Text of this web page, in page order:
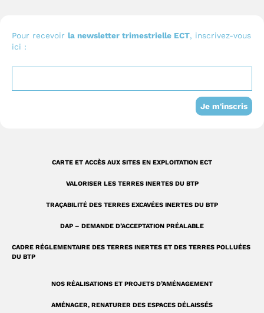
b
o
k
u
e
e
i
n
I
s
t
a
m
Pour recevoir la newsletter trimestrielle ECT, inscrivez-vous
ici :
Je m'inscris
CARTE ET ACCÈS AUX SITES EN EXPLOITATION ECT
VALORISER LES TERRES INERTES DU BTP
TRAÇABILITÉ DES TERRES EXCAVÉES INERTES DU BTP
DAP – DEMANDE D’ACCEPTATION PRÉALABLE
CADRE RÉGLEMENTAIRE DES TERRES INERTES ET DES TERRES POLLUÉES
DU BTP
NOS RÉALISATIONS ET PROJETS D’AMÉNAGEMENT
AMÉNAGER, RENATURER DES ESPACES DÉLAISSÉS